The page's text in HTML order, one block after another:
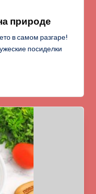
природе
в самом разгаре!
посиделки